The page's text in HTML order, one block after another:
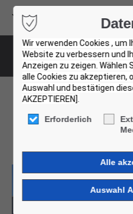
Wir verwenden Cookies , um
Website zu verbessern und
Anzeigen zu zeigen. Wählen
alle Cookies zu akzeptieren,
Auswahl und bestätigen
AKZEPTIEREN].
Erforderlich
Volvo
USED BUS FINDER